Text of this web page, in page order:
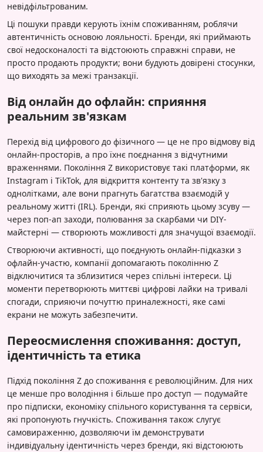
невідфільтрованим.
Ці пошуки правди керують їхнім споживанням, роблячи
автентичність основою лояльності. Бренди, які приймають
свої недосконалості та відстоюють справжні справи, не
просто продають продукти; вони будують довірені стосунки,
що виходять за межі транзакції.
Від онлайн до офлайн: сприяння
реальним зв'язкам
Перехід від цифрового до фізичного — це не про відмову від
онлайн-просторів, а про їхнє поєднання з відчутними
враженнями. Покоління Z використовує такі платформи, як
Instagram і TikTok, для відкриття контенту та зв'язку з
однолітками, але вони прагнуть багатства взаємодій у
реальному житті (IRL). Бренди, які сприяють цьому зсуву —
через поп-ап заходи, полювання за скарбами чи DIY-
майстерні — створюють можливості для значущої взаємодії.
Створюючи активності, що поєднують онлайн-підказки з
офлайн-участю, компанії допомагають поколінню Z
відключитися та зблизитися через спільні інтереси. Ці
моменти перетворюють миттєві цифрові лайки на тривалі
спогади, сприяючи почуттю приналежності, яке самі
екрани не можуть забезпечити.
Переосмислення споживання: доступ,
ідентичність та етика
Підхід покоління Z до споживання є революційним. Для них
це менше про володіння і більше про доступ — подумайте
про підписки, економіку спільного користування та сервіси,
які пропонують гнучкість. Споживання також слугує
самовираженню, дозволяючи їм демонструвати
індивідуальну ідентичність через бренди, які відстоюють